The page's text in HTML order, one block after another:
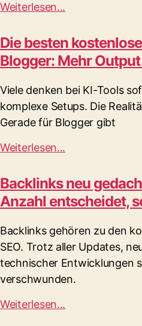
Weiterlesen...
Die besten
Blogger: Mehr
Viele denken bei KI-Tools
komplexe Setups. Die
Gerade für Blogger gibt
Weiterlesen...
Backlinks neu
Anzahl entscheidet,
Backlinks gehören zu den
SEO. Trotz aller Updates,
technischer Entwicklungen
verschwunden.
Weiterlesen...